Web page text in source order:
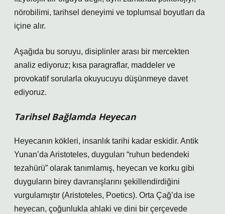
nörobilimi, tarihsel deneyimi ve toplumsal boyutları da
içine alır.
Aşağıda bu soruyu, disiplinler arası bir mercekten
analiz ediyoruz; kısa paragraflar, maddeler ve
provokatif sorularla okuyucuyu düşünmeye davet
ediyoruz.
Tarihsel Bağlamda Heyecan
Heyecanın kökleri, insanlık tarihi kadar eskidir. Antik
Yunan’da Aristoteles, duyguları “ruhun bedendeki
tezahürü” olarak tanımlamış, heyecan ve korku gibi
duyguların birey davranışlarını şekillendirdiğini
vurgulamıştır (Aristoteles, Poetics). Orta Çağ’da ise
heyecan, çoğunlukla ahlaki ve dini bir çerçevede